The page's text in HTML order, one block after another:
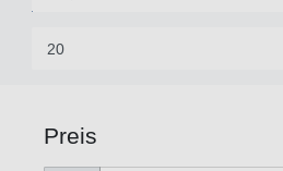
Preis